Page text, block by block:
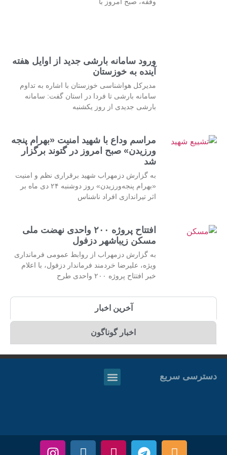
وقفه، صبح امروز با
ورود سامانه بارشی جدید از اوایل هفته
آینده به خوزستان
مدیرکل هواشناسی خوزستان با اشاره به تداوم
سامانه بارشی تا فردا در استان گفت: سامانه
بارشی جدیدی از روز یکشنبه
مراسم وداع با شهید امنیت «بهرام پنجه
ورزیدن» صبح امروز در گتوند برگزار
شد
به گزارش دزمهراب شهید برقراری نظم و امنیت
«بهرام پنجه‌ورزیدن» روز دوشنبه ۲۴ دی ماه بر
اثر تیراندازی افراد ناشناس
افتتاح پروژه ۲۰۰ واحدی نهضت ملی
مسکن زیباشهر دزفول
به گزارش دزمهراب از روابط عمومی فرمانداری
ویژه، علیرضا خردمند فرماندار دزفول، با اعلام
خبر افتتاح پروژه ۲۰۰ واحدی طرح
آخرین اخبار
اخبار گوناگون
دسترسی سریع